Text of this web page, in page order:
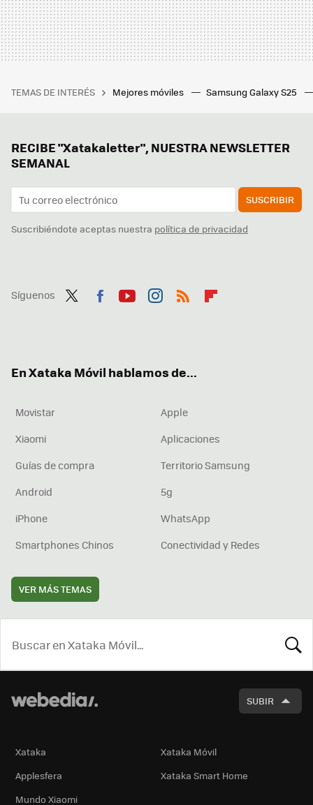
TEMAS DE INTERÉS Mejores móviles Samsung Galaxy S25
RECIBE "Xatakaletter", NUESTRA NEWSLETTER
SEMANAL
SUSCRIBIR
Suscribiéndote aceptas nuestra política de privacidad
Síguenos
En Xataka Móvil hablamos de...
Movistar
Apple
Xiaomi
Aplicaciones
Guías de compra
Territorio Samsung
Android
5g
iPhone
WhatsApp
Smartphones Chinos
Conectividad y Redes
VER MÁS TEMAS
SUBIR
Xataka
Xataka Móvil
Applesfera
Xataka Smart Home
Mundo Xiaomi